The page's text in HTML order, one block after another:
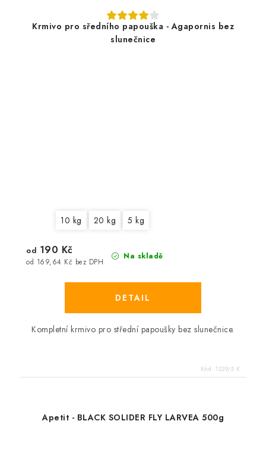
Krmivo pro sředního papouška - Agapornis bez
slunečnice
10 kg 20 kg 5 kg
Na skladě
od 169,64 Kč bez DPH
od 190 Kč
Kompletní krmivo pro střední papoušky bez slunečnice.
Kód: 1229/5 K
Apetit - BLACK SOLIDER FLY LARVEA 500g